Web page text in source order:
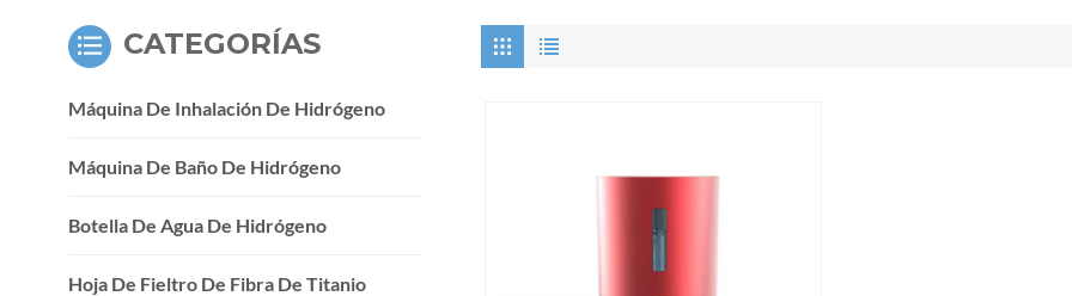
CATEGORÍAS
Máquina De Inhalación De Hidrógeno
Máquina De Baño De Hidrógeno
Botella De Agua De Hidrógeno
Hoja De Fieltro De Fibra De Titanio